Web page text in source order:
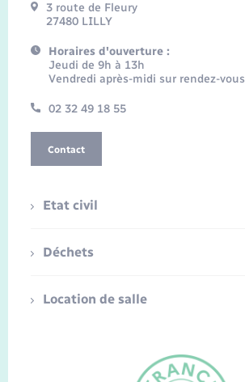
3 route de Fleury
27480 LILLY
Horaires d'ouverture :
Jeudi de 9h à 13h
Vendredi après-midi sur rendez-vous
02 32 49 18 55
Contact
Etat civil
Déchets
Location de salle